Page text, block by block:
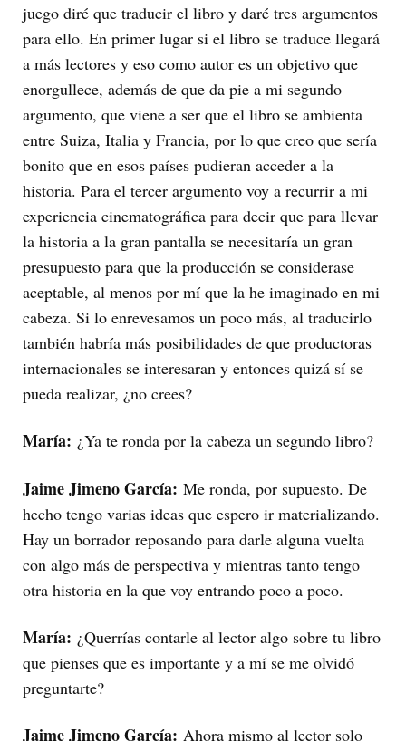
juego diré que traducir el libro y daré tres argumentos
para ello. En primer lugar si el libro se traduce llegará
a más lectores y eso como autor es un objetivo que
enorgullece, además de que da pie a mi segundo
argumento, que viene a ser que el libro se ambienta
entre Suiza, Italia y Francia, por lo que creo que sería
bonito que en esos países pudieran acceder a la
historia. Para el tercer argumento voy a recurrir a mi
experiencia cinematográfica para decir que para llevar
la historia a la gran pantalla se necesitaría un gran
presupuesto para que la producción se considerase
aceptable, al menos por mí que la he imaginado en mi
cabeza. Si lo enrevesamos un poco más, al traducirlo
también habría más posibilidades de que productoras
internacionales se interesaran y entonces quizá sí se
pueda realizar, ¿no crees?
María: ¿Ya te ronda por la cabeza un segundo libro?
Jaime Jimeno García: Me ronda, por supuesto. De
hecho tengo varias ideas que espero ir materializando.
Hay un borrador reposando para darle alguna vuelta
con algo más de perspectiva y mientras tanto tengo
otra historia en la que voy entrando poco a poco.
María: ¿Querrías contarle al lector algo sobre tu libro
que pienses que es importante y a mí se me olvidó
preguntarte?
Jaime Jimeno García: Ahora mismo al lector solo